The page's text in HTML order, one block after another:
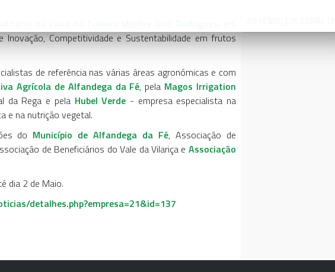
Competitividade e Sustentabilidade em frutos
de referência nas várias áreas agronómicas e com
Agrícola de Alfandega da Fé, pela Magos Irrigation
da Rega e pela Hubel Verde - empresa especialista na
e na nutrição vegetal.
do Município de Alfandega da Fé, Associação de
de Beneficiários do Vale da Vilariça e Associação
dia 2 de Maio.
detalhes.php?empresa=21&id=137